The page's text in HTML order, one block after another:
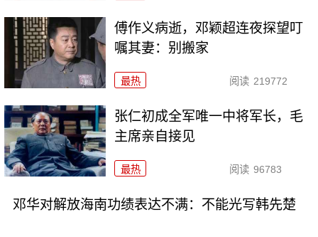
傅作义病逝，邓颖超连夜探望叮
嘱其妻：别搬家
最热 阅读 219772
张仁初成全军唯一中将军长，毛
主席亲自接见
最热 阅读 96783
邓华对解放海南功绩表达不满：不能光写韩先楚